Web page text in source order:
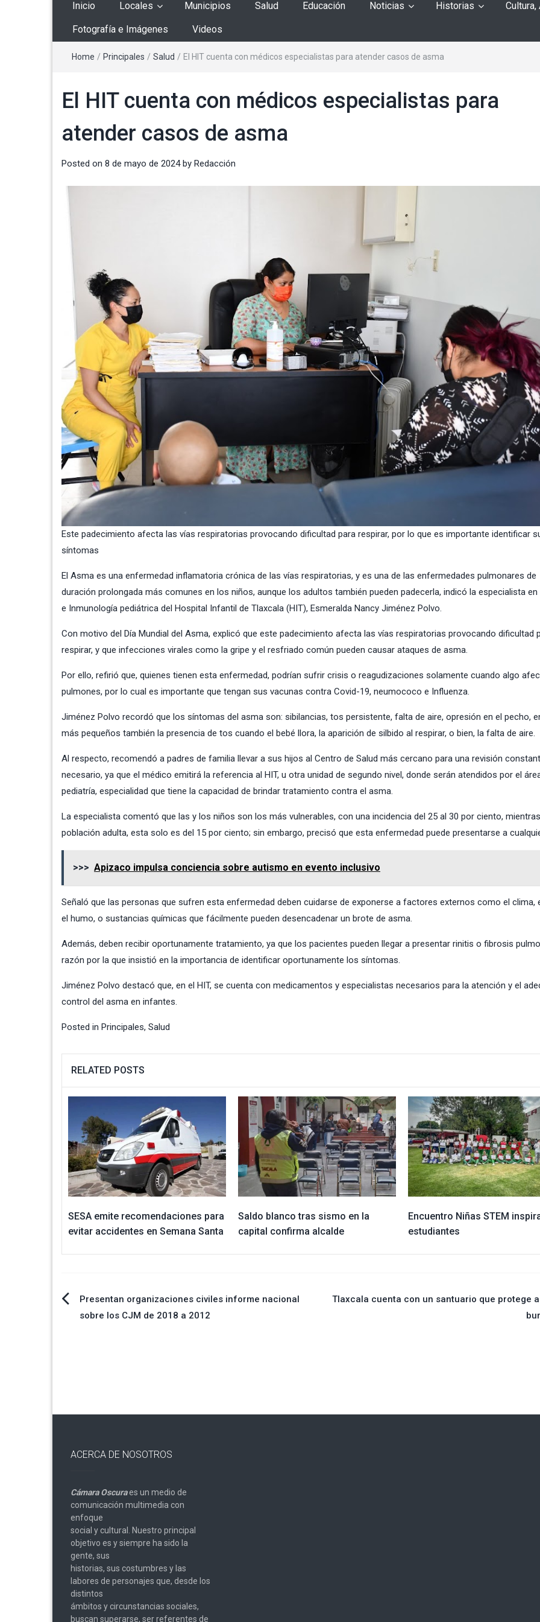
Inicio Locales Municipios Salud Educación Noticias Historias
Fotografía e Imágenes Videos
Home / Principales / Salud / El HIT cuenta con médicos especialistas para atender casos de asma
El HIT cuenta con médicos especialistas para
atender casos de asma
Posted on 8 de mayo de 2024by Redacción
Este padecimiento afecta las vías respiratorias provocando dificultad para respirar, por lo que es importante identificar
síntomas
El Asma es una enfermedad inflamatoria crónica de las vías respiratorias, y es una de las enfermedades pulmonares de
duración prolongada más comunes en los niños, aunque los adultos también pueden padecerla, indicó la especialista en
e Inmunología pediátrica del Hospital Infantil de Tlaxcala (HIT), Esmeralda Nancy Jiménez Polvo.
Con motivo del Día Mundial del Asma, explicó que este padecimiento afecta las vías respiratorias provocando dificultad
respirar, y que infecciones virales como la gripe y el resfriado común pueden causar ataques de asma.
Por ello, refirió que, quienes tienen esta enfermedad, podrían sufrir crisis o reagudizaciones solamente cuando algo
pulmones, por lo cual es importante que tengan sus vacunas contra Covid-19, neumococo e Influenza.
Jiménez Polvo recordó que los síntomas del asma son: sibilancias, tos persistente, falta de aire, opresión en el pecho,
más pequeños también la presencia de tos cuando el bebé llora, la aparición de silbido al respirar, o bien, la falta de aire.
Al respecto, recomendó a padres de familia llevar a sus hijos al Centro de Salud más cercano para una revisión
necesario, ya que el médico emitirá la referencia al HIT, u otra unidad de segundo nivel, donde serán atendidos por el
pediatría, especialidad que tiene la capacidad de brindar tratamiento contra el asma.
La especialista comentó que las y los niños son los más vulnerables, con una incidencia del 25 al 30 por ciento,
población adulta, esta solo es del 15 por ciento; sin embargo, precisó que esta enfermedad puede presentarse a
>>> Apizaco impulsa conciencia sobre autismo en evento inclusivo
Señaló que las personas que sufren esta enfermedad deben cuidarse de exponerse a factores externos como el clima,
el humo, o sustancias químicas que fácilmente pueden desencadenar un brote de asma.
Además, deben recibir oportunamente tratamiento, ya que los pacientes pueden llegar a presentar rinitis o fibrosis
razón por la que insistió en la importancia de identificar oportunamente los síntomas.
Jiménez Polvo destacó que, en el HIT, se cuenta con medicamentos y especialistas necesarios para la atención y el
control del asma en infantes.
Posted in Principales, Salud
RELATED POSTS
SESA emite recomendaciones para
evitar accidentes en Semana Santa
Saldo blanco tras sismo en la
capital confirma alcalde
Encuentro Niñas STEM
estudiantes
Navegación
Presentan organizaciones civiles informe nacional
sobre los CJM de 2018 a 2012
Tlaxcala cuenta con un santuario que protege
ACERCA DE NOSOTROS
Cámara Oscuraes un medio de
comunicación multimedia con
enfoque
social y cultural. Nuestro principal
objetivo es y siempre ha sido la
gente, sus
historias, sus costumbres y las
labores de personajes que, desde los
distintos
ámbitos y circunstancias sociales,
buscan superarse, ser referentes de